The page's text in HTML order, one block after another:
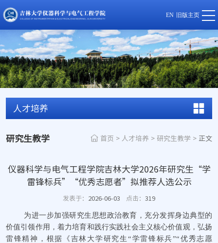
EN 旧版主页
人才培养
研究生教学 首页 > 人才培养 > 研究生教学 > 正文
仪器科学与电气工程学院吉林大学2026年研究生“学
雷锋标兵”“优秀志愿者”拟推荐人选公示
发表于： 2026-06-03 点击： 319
为进一步加强研究生思想政治教育，充分发挥身边典型的
价值引领作用，着力培育和践行实践社会主义核心价值观，弘扬
雷锋精神，根据《吉林大学研究生“学雷锋标兵”“优秀志愿